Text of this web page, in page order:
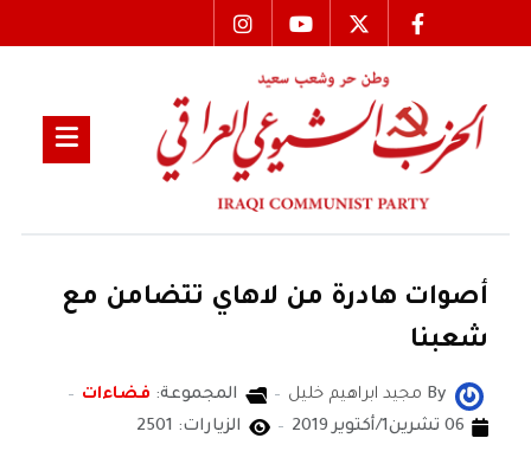
أصوات هادرة من لاهاي تتضامن مع
شعبنا
By مجيد ابراهيم خليل المجموعة: فضاءات
06 تشرين1/أكتوير 2019
الزيارات: 2501